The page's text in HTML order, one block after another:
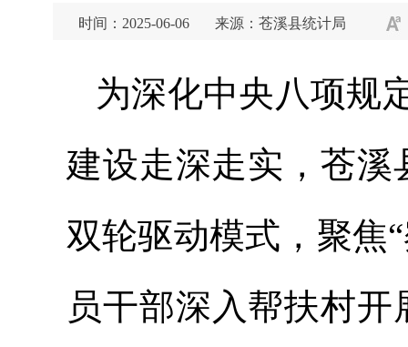
时间：2025-06-06 来源：苍溪县统计局
为深化中央八项规
建设走深走实，苍溪
双轮驱动模式，聚焦
员干部深入帮扶村